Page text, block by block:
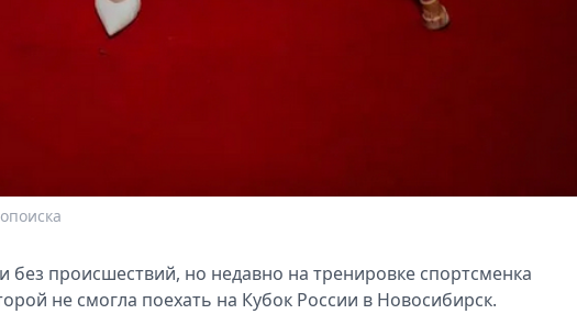
без происшествий, но недавно на тренировке спортсменка
не смогла поехать на Кубок России в Новосибирск.